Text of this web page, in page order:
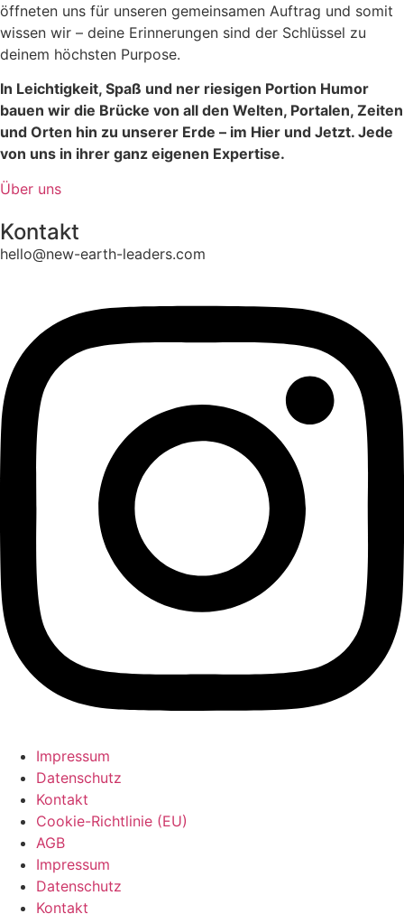
öffneten uns für unseren gemeinsamen Auftrag und somit
wissen wir – deine Erinnerungen sind der Schlüssel zu
deinem höchsten Purpose.
In Leichtigkeit, Spaß und ner riesigen Portion Humor
bauen wir die Brücke von all den Welten, Portalen, Zeiten
und Orten hin zu unserer Erde – im Hier und Jetzt. Jede
von uns in ihrer ganz eigenen Expertise.
Über uns
Kontakt
hello@new-earth-leaders.com
Impressum
Datenschutz
Kontakt
Cookie-Richtlinie (EU)
AGB
Impressum
Datenschutz
Kontakt